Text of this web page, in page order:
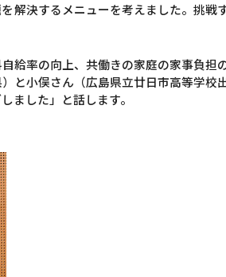
解決するメニューを考えました。挑戦
給率の向上、共働きの家庭の家事負担
と小俣さん（広島県立廿日市高等学校
ました」と話します。